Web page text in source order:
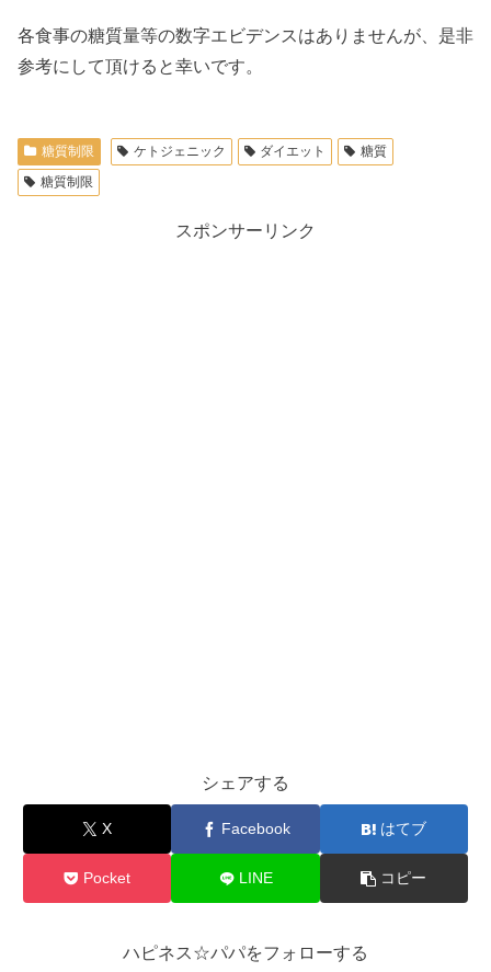
各食事の糖質量等の数字エビデンスはありませんが、是非
参考にして頂けると幸いです。
糖質制限 ケトジェニック ダイエット
糖質
糖質制限
スポンサーリンク
シェアする
X Facebook はてブ
Pocket LINE コピー
ハピネス☆パパをフォローする